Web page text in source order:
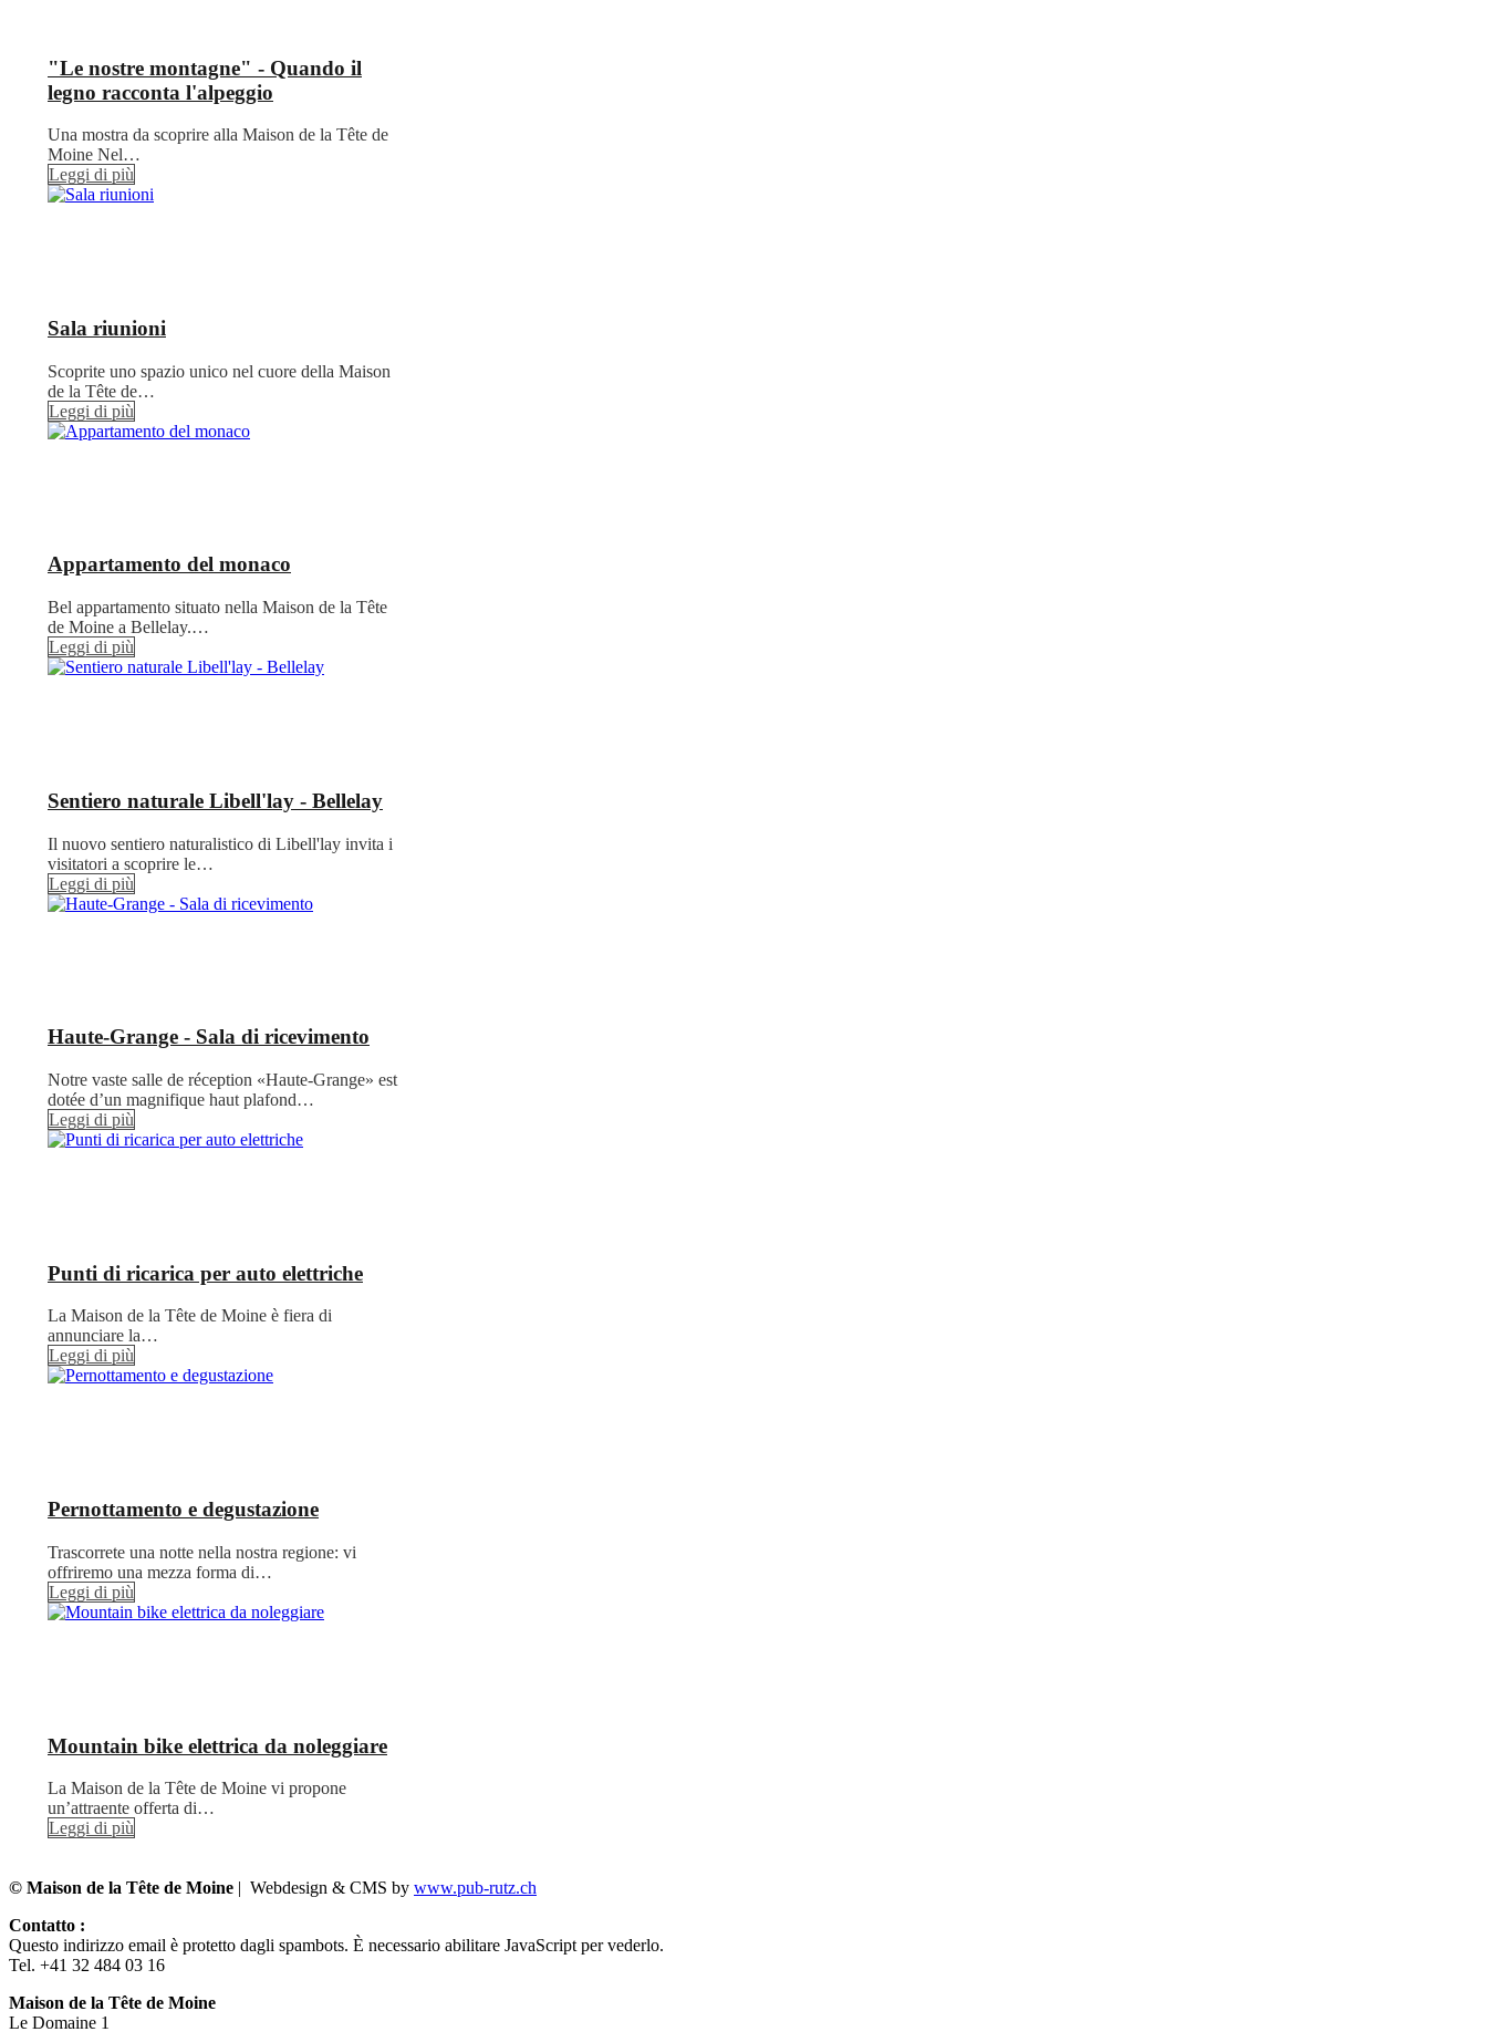
"Le nostre montagne" - Quando il
legno racconta l'alpeggio
Una mostra da scoprire alla Maison de la Tête de
Moine Nel…
Leggi di più
Sala riunioni
Scoprite uno spazio unico nel cuore della Maison
de la Tête de…
Leggi di più
Appartamento del monaco
Bel appartamento situato nella Maison de la Tête
de Moine a Bellelay.…
Leggi di più
Sentiero naturale Libell'lay - Bellelay
Il nuovo sentiero naturalistico di Libell'lay invita i
visitatori a scoprire le…
Leggi di più
Haute-Grange - Sala di ricevimento
Notre vaste salle de réception «Haute-Grange» est
dotée d’un magnifique haut plafond…
Leggi di più
Punti di ricarica per auto elettriche
La Maison de la Tête de Moine è fiera di
annunciare la…
Leggi di più
Pernottamento e degustazione
Trascorrete una notte nella nostra regione: vi
offriremo una mezza forma di…
Leggi di più
Mountain bike elettrica da noleggiare
La Maison de la Tête de Moine vi propone
un’attraente offerta di…
Leggi di più
© Maison de la Tête de Moine | Webdesign & CMS by www.pub-rutz.ch
Contatto :
Questo indirizzo email è protetto dagli spambots. È necessario abilitare JavaScript per vederlo.
Tel. +41 32 484 03 16
Maison de la Tête de Moine
Le Domaine 1